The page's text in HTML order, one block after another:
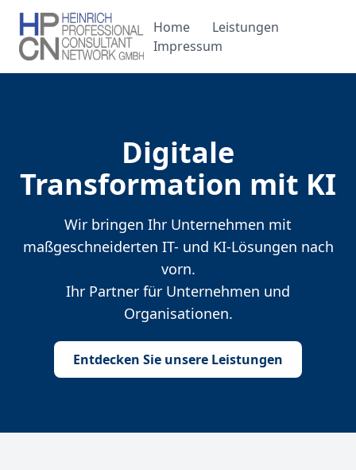
Home
Leistungen
Impressum
Digitale
Transformation mit KI
Wir bringen Ihr Unternehmen mit
maßgeschneiderten IT- und KI-Lösungen nach
vorn.
Ihr Partner für Unternehmen und
Organisationen.
Entdecken Sie unsere Leistungen